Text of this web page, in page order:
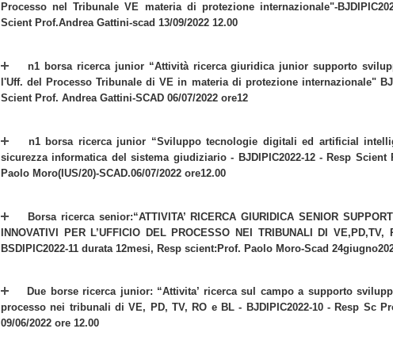
Processo nel Tribunale VE materia di protezione internazionale"-
Scient Prof.Andrea Gattini-scad 13/09/2022 12.00
n1 borsa ricerca junior “Attività ricerca giuridica junior supporto
l'Uff. del Processo Tribunale di VE in materia di protezione internazionale"
Scient Prof. Andrea Gattini-SCAD 06/07/2022 ore12
n1 borsa ricerca junior “Sviluppo tecnologie digitali ed artificial
sicurezza informatica del sistema giudiziario - BJDIPIC2022-12 - Resp Scient
Paolo Moro(IUS/20)-SCAD.06/07/2022 ore12.00
Borsa ricerca senior:“ATTIVITA’ RICERCA GIURIDICA SENIOR
INNOVATIVI PER L’UFFICIO DEL PROCESSO NEI TRIBUNALI DI VE,PD,TV,
BSDIPIC2022-11 durata 12mesi, Resp scient:Prof. Paolo Moro-Scad
Due borse ricerca junior: “Attivita’ ricerca sul campo a supporto
processo nei tribunali di VE, PD, TV, RO e BL - BJDIPIC2022-10 - Resp Sc
09/06/2022 ore 12.00